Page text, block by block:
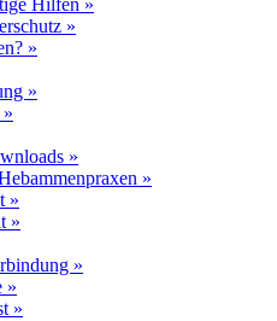
Hilfen »
»
»
»
»
»
»
»
»
»
»